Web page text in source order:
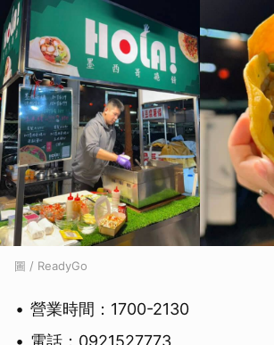
圖 / ReadyGo
營業時間：1700-2130
電話：0921527773